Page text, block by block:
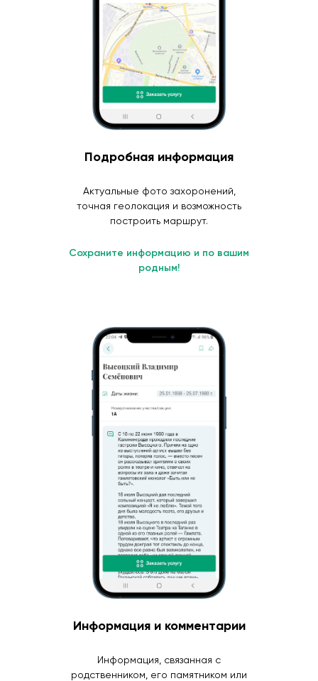
Подробная информация
Актуальные фото захоронений,
точная геолокация и возможность
построить маршрут.
Сохраните информацию и по вашим
родным!
Информация и комментарии
Информация, связанная с
родственником, его памятником или